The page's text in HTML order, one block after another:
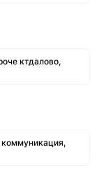
ктдалово,